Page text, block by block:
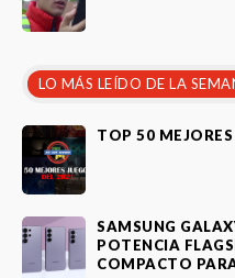
LO MÁS LEÍDO DE LA
TOP 50
SAMSUNG
POTENCIA
COMPACTO